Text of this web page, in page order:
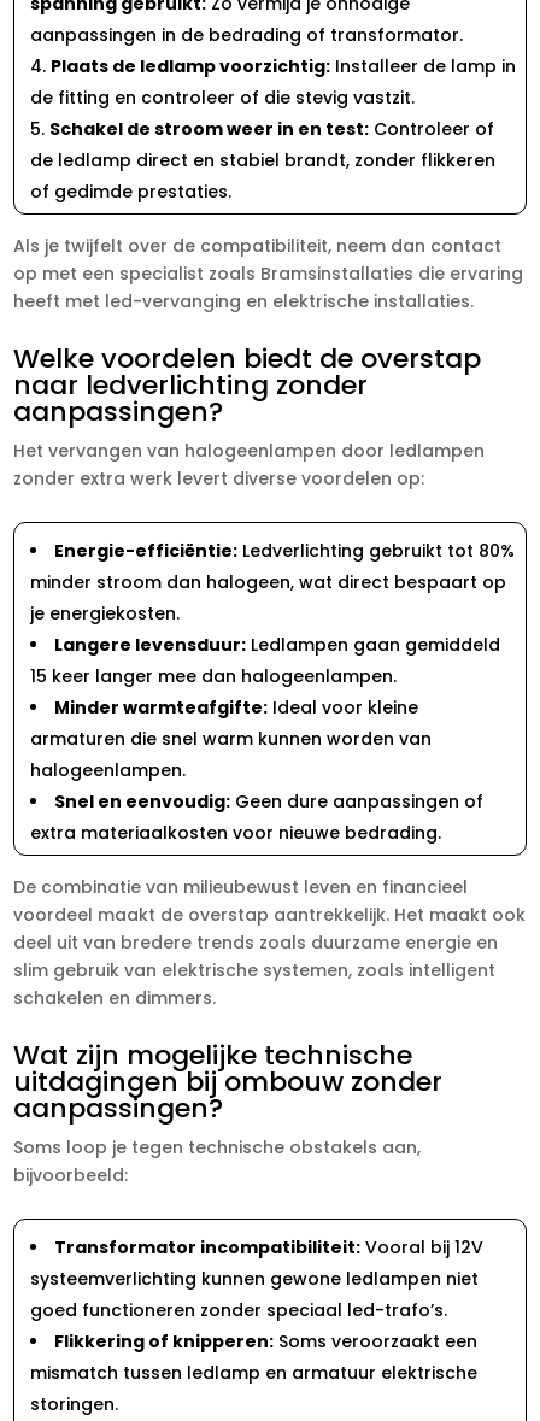
aanpassingen in de bedrading of transformator.​
Plaats de ledlamp voorzichtig: Installeer de lamp in
de fitting en controleer of die stevig vastzit.​
Schakel de stroom weer in en test: Controleer of
de ledlamp direct en stabiel brandt, zonder flikkeren
of gedimde prestaties.​
Als je twijfelt over de compatibiliteit, neem dan contact
op met een specialist zoals Bramsinstallaties die ervaring
heeft met led-vervanging en elektrische installaties.​
Welke voordelen biedt de overstap
naar ledverlichting zonder
aanpassingen?
Het vervangen van halogeenlampen door ledlampen
zonder extra werk levert diverse voordelen op:
Energie-efficiëntie: Ledverlichting gebruikt tot 80%
minder stroom dan halogeen, wat direct bespaart op
je energiekosten.​
Langere levensduur: Ledlampen gaan gemiddeld
15 keer langer mee dan halogeenlampen.​
Minder warmteafgifte: Ideal voor kleine
armaturen die snel warm kunnen worden van
halogeenlampen.​
Snel en eenvoudig: Geen dure aanpassingen of
extra materiaalkosten voor nieuwe bedrading.​
De combinatie van milieubewust leven en financieel
voordeel maakt de overstap aantrekkelijk.​ Het maakt ook
deel uit van bredere trends zoals duurzame energie en
slim gebruik van elektrische systemen, zoals intelligent
schakelen en dimmers.​
Wat zijn mogelijke technische
uitdagingen bij ombouw zonder
aanpassingen?
Soms loop je tegen technische obstakels aan,
bijvoorbeeld:
Transformator incompatibiliteit: Vooral bij 12V
systeemverlichting kunnen gewone ledlampen niet
goed functioneren zonder speciaal led-trafo’s.​
Flikkering of knipperen: Soms veroorzaakt een
mismatch tussen ledlamp en armatuur elektrische
storingen.​